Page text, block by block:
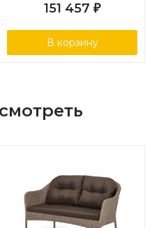
151 457 ₽
В корзину